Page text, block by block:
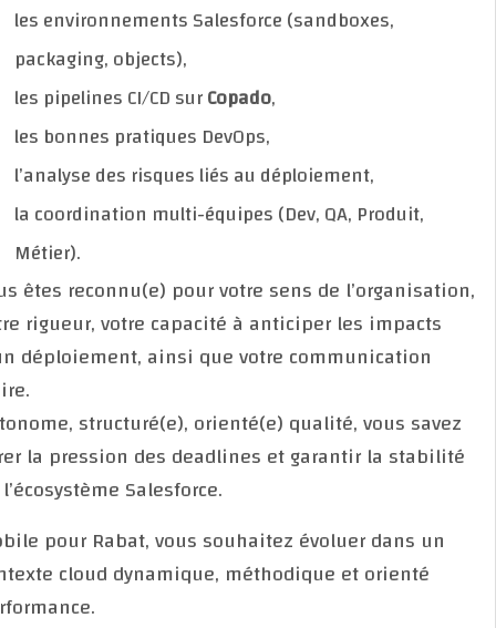
les environnements Salesforce (sandboxes,
packaging, objects),
les pipelines CI/CD surCopado
les bonnes pratiques DevOps,
l’analyse des risques liés au déploiement,
la coordination multi-équipes (Dev, QA, Produit,
Métier).
Vous êtes reconnu(e) pour votre sens de
votre rigueur, votre capacité à anticiper les impacts
d’un déploiement, ainsi que votre communication
claire.
Autonome, structuré(e), orienté(e) qualité, vous
gérer la pression des deadlines et garantir la
de l’écosystème Salesforce.
Mobile pour Rabat, vous souhaitez évoluer dans un
contexte cloud dynamique, méthodique et orienté
performance.